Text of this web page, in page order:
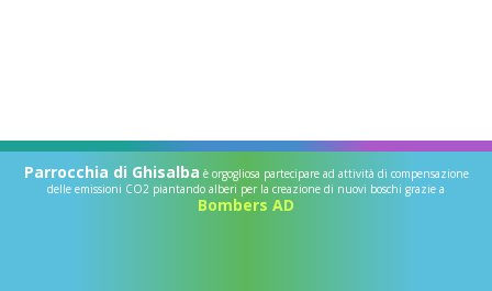
Parrocchia di Ghisalba è orgogliosa partecipare ad attività di compensazione
delle emissioni CO2 piantando alberi per la creazione di nuovi boschi grazie a
Bombers AD